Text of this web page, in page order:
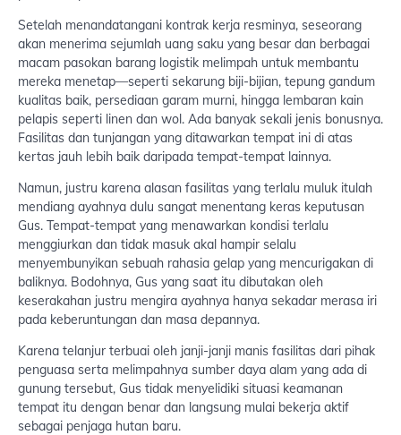
Setelah menandatangani kontrak kerja resminya, seseorang
akan menerima sejumlah uang saku yang besar dan berbagai
macam pasokan barang logistik melimpah untuk membantu
mereka menetap—seperti sekarung biji-bijian, tepung gandum
kualitas baik, persediaan garam murni, hingga lembaran kain
pelapis seperti linen dan wol. Ada banyak sekali jenis bonusnya.
Fasilitas dan tunjangan yang ditawarkan tempat ini di atas
kertas jauh lebih baik daripada tempat-tempat lainnya.
Namun, justru karena alasan fasilitas yang terlalu muluk itulah
mendiang ayahnya dulu sangat menentang keras keputusan
Gus. Tempat-tempat yang menawarkan kondisi terlalu
menggiurkan dan tidak masuk akal hampir selalu
menyembunyikan sebuah rahasia gelap yang mencurigakan di
baliknya. Bodohnya, Gus yang saat itu dibutakan oleh
keserakahan justru mengira ayahnya hanya sekadar merasa iri
pada keberuntungan dan masa depannya.
Karena telanjur terbuai oleh janji-janji manis fasilitas dari pihak
penguasa serta melimpahnya sumber daya alam yang ada di
gunung tersebut, Gus tidak menyelidiki situasi keamanan
tempat itu dengan benar dan langsung mulai bekerja aktif
sebagai penjaga hutan baru.